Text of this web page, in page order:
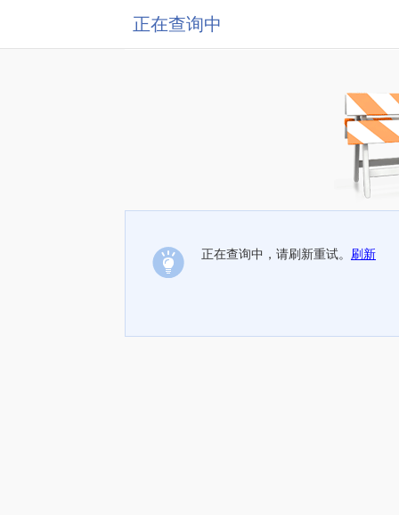
正在查询中
正在查询中，请刷新重试。 刷新